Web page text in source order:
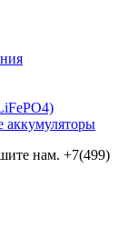
аккумуляторы
нам. +7(499)